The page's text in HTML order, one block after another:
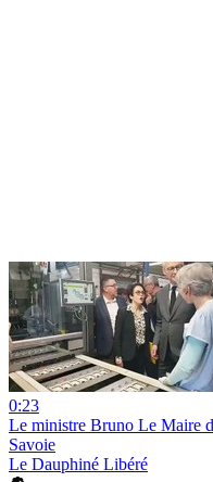
0:23
Le ministre Bruno Le Maire
Savoie
Le Dauphiné Libéré